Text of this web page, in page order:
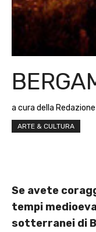
a cura della Redazione
ARTE & CULTURA
Se avete
tempi
sotterranei di